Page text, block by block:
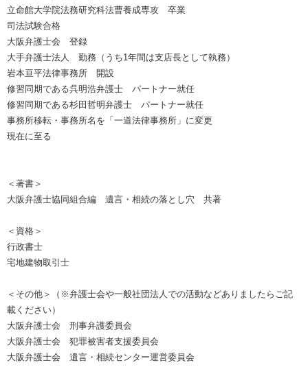
立命館大学院法務研究科法曹養成専攻 卒業
司法試験合格
大阪弁護士会 登録
大手弁護士法人 勤務（うち1年間は支店長として執務）
岩本亘平法律事務所 開設
修習同期である呉明浩弁護士 パートナー就任
修習同期である杉田哲明弁護士 パートナー就任
事務所移転・事務所名を「一道法律事務所」に変更
現在に至る
＜著書＞
大阪弁護士協同組合編 遺言・相続の落とし穴 共著
＜資格＞
行政書士
宅地建物取引士
＜その他＞（※弁護士会や一般社団法人での活動などありましたらご記
載ください）
大阪弁護士会 刑事弁護委員会
大阪弁護士会 犯罪被害者支援委員会
大阪弁護士会 遺言・相続センター運営委員会